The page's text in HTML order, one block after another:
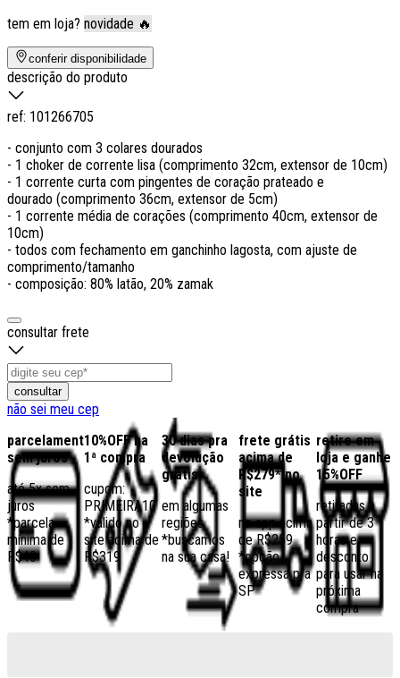
tem em loja? novidade 🔥
conferir disponibilidade
descrição do produto
ref: 101266705
- conjunto com 3 colares dourados
- 1 choker de corrente lisa (comprimento 32cm, extensor de 10cm)
- 1 corrente curta com pingentes de coração prateado e
dourado (comprimento 36cm, extensor de 5cm)
- 1 corrente média de corações (comprimento 40cm, extensor de
10cm)
- todos com fechamento em ganchinho lagosta, com ajuste de
comprimento/tamanho
- composição: 80% latão, 20% zamak
consultar frete
consultar
não sei meu cep
parcelamento
sem juros
até 5x sem
juros
*parcela
mínima de
R$40
10%OFF na
1ª compra
cupom:
PRIMEIRA10
*válido no
site acima de
R$319
30 dias pra
devolução
grátis
em algumas
regiões,
*buscamos
na sua casa!
frete grátis
acima de
R$279* no
site
no app acima
de R$259
*opção
expressa pra
SP
retire em
loja e ganhe
15%OFF
retiradas a
partir de 3
horas e
desconto
para usar na
próxima
compra